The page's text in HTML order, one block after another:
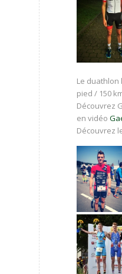
Le duathlon
pied / 150
Découvrez
en vidéo
Découvrez